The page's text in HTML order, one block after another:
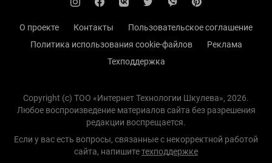
О проекте Контакты
Пользовательское соглашение
Политика использования cookie-файлов
Реклама
Техподдержка
Copyright (с) TOO «Интернет Технологии Шкулева», 2026.
Любое воспроизведение материалов сайта без разрешения
редакции воспрещается.
Если у вас есть вопросы, связанные с некорректной работой
сайта, напишитетехподдержке